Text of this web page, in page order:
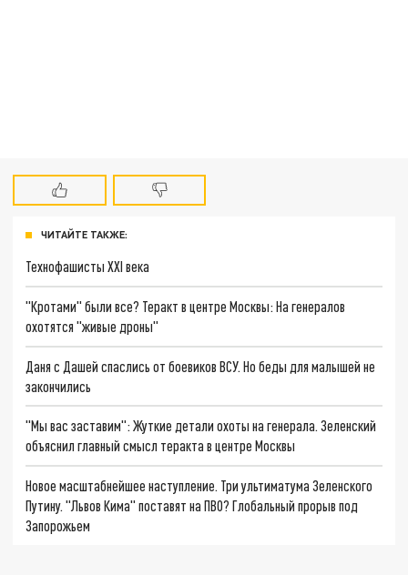
ЧИТАЙТЕ ТАКЖЕ:
Технофашисты XXI века
"Кротами" были все? Теракт в центре Москвы: На генералов
охотятся "живые дроны"
Даня с Дашей спаслись от боевиков ВСУ. Но беды для малышей не
закончились
"Мы вас заставим": Жуткие детали охоты на генерала. Зеленский
объяснил главный смысл теракта в центре Москвы
Новое масштабнейшее наступление. Три ультиматума Зеленского
Путину. "Львов Кима" поставят на ПВО? Глобальный прорыв под
Запорожьем